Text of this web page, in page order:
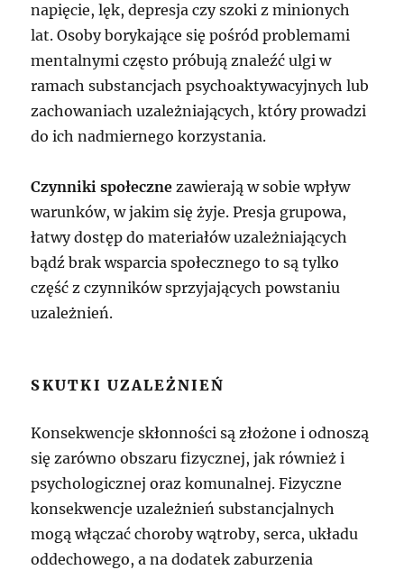
napięcie, lęk, depresja czy szoki z minionych
lat. Osoby borykające się pośród problemami
mentalnymi często próbują znaleźć ulgi w
ramach substancjach psychoaktywacyjnych lub
zachowaniach uzależniających, który prowadzi
do ich nadmiernego korzystania.
Czynniki społeczne zawierają w sobie wpływ
warunków, w jakim się żyje. Presja grupowa,
łatwy dostęp do materiałów uzależniających
bądź brak wsparcia społecznego to są tylko
część z czynników sprzyjających powstaniu
uzależnień.
SKUTKI UZALEŻNIEŃ
Konsekwencje skłonności są złożone i odnoszą
się zarówno obszaru fizycznej, jak również i
psychologicznej oraz komunalnej. Fizyczne
konsekwencje uzależnień substancjalnych
mogą włączać choroby wątroby, serca, układu
oddechowego, a na dodatek zaburzenia